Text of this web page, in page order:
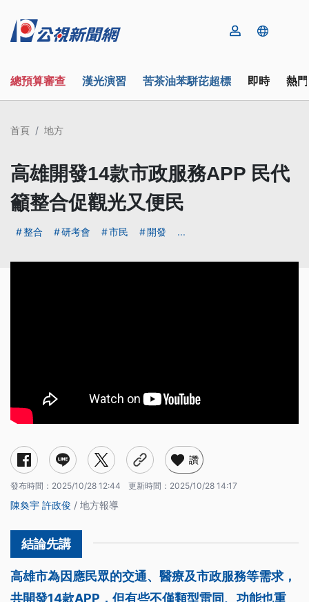
總預算審查 漢光演習 苦茶油苯駢芘超標 即時 熱
首頁 地方
高雄開發14款市政服務APP 民代
籲整合促觀光又便民
整合 研考會 市民 開發 ...
讚
發布時間： 2025/10/28 12:44 更新時間： 2025/10/28 14:17
陳奐宇 許政俊 / 地方報導
高雄市為因應民眾的交通、醫療及市政服務等需求，
共開發14款APP，但有些不僅類型雷同、功能也重